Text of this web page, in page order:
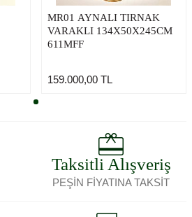
MR01 AYNALI TIRNAK
VARAKLI 134X50X245CM
611MFF
159.000,00TL
Taksitli Alışveriş
PEŞİN FİYATINA TAKSİT